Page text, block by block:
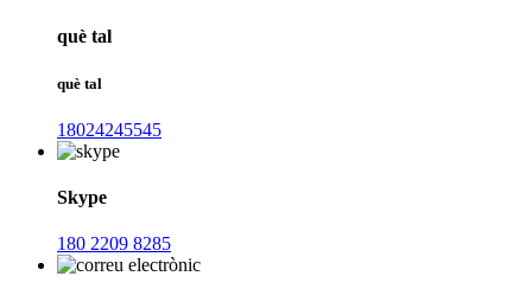
què tal
què tal
18024245545
Skype
180 2209 8285